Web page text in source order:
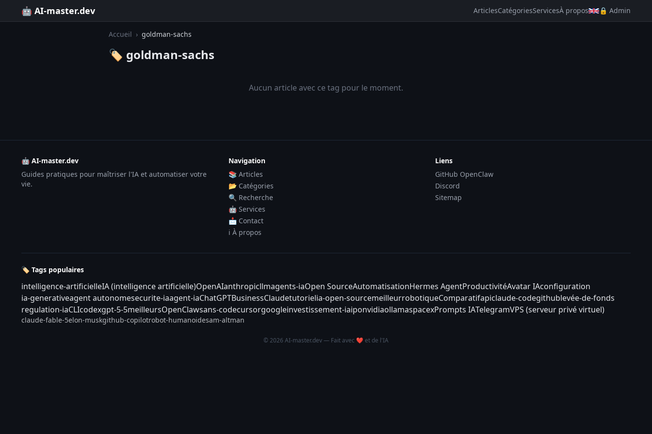
🤖 AI-master.dev ArticlesCatégoriesServicesÀ propos 🔒 Admin
Accueil › goldman-sachs
🏷️ goldman-sachs
Aucun article avec ce tag pour le moment.
🤖 AI-master.dev
Guides pratiques pour maîtriser l'IA et automatiser votre
vie.
Navigation
📚 Articles
📂 Catégories
🔍 Recherche
🤖 Services
📩 Contact
ℹ️ À propos
Liens
GitHub OpenClaw
Discord
Sitemap
🏷️ Tags populaires
intelligence-artificielleIA (intelligence artificielle)OpenAIanthropicllmagents-iaOpen SourceAutomatisationHermes AgentProductivitéAvatar IAconfiguration
ia-generativeagent autonomesecurite-iaagent-iaChatGPTBusinessClaudetutorielia-open-sourcemeilleurrobotiqueComparatifapiclaude-codegithublevée-de-fonds
regulation-iaCLIcodexgpt-5-5meilleursOpenClawsans-codecursorgoogleinvestissement-iaiponvidiaollamaspacexPrompts IATelegramVPS (serveur privé virtuel)
claude-fable-5elon-muskgithub-copilotrobot-humanoidesam-altman
© 2026 AI-master.dev — Fait avec ❤️ et de l'IA